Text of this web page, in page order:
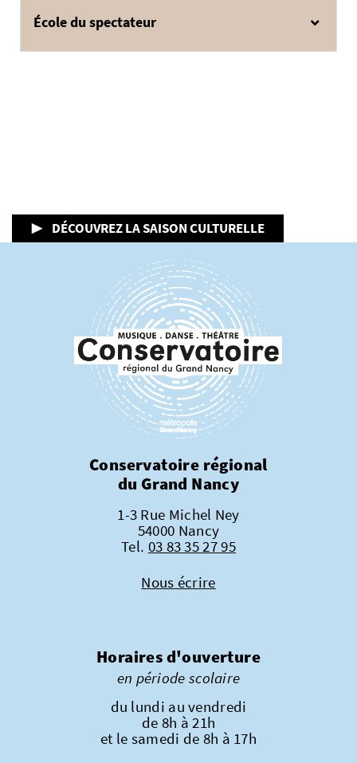
École du spectateur
▶ DÉCOUVREZ LA SAISON CULTURELLE
Conservatoire régional
du Grand Nancy
1-3 Rue Michel Ney
54000 Nancy
Tel. 03 83 35 27 95
Nous écrire
Horaires d'ouverture
en période scolaire
du lundi au vendredi
de 8h à 21h
et le samedi de 8h à 17h